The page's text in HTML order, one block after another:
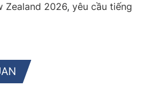
Zealand 2026,yêu cầu tiếng